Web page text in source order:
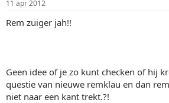
11 apr 2012
Rem zuiger jah!!
Geen idee of je zo kunt checken of hij
questie van nieuwe remklau en dan
niet naar een kant trekt.?!